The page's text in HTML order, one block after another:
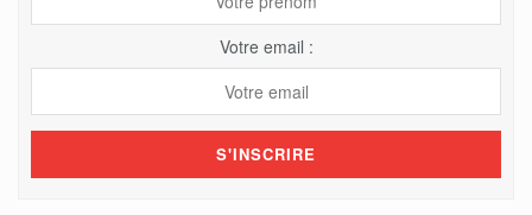
Votre email :